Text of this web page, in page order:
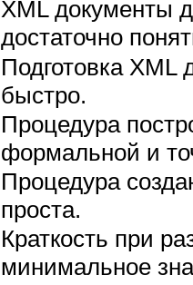
XML документы
достаточно
Подготовка XML
быстро.
Процедура
формальной и
Процедура
проста.
Краткость при
минимальное